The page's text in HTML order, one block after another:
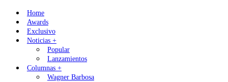
Skip
content
Home
Awards
Exclusivo
Noticias +
Popular
Lanzamientos
Columnas +
Wagner Barbosa